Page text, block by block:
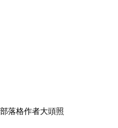
落格作者大頭照